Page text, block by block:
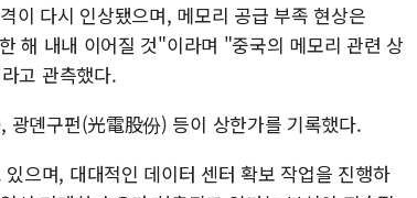
이 다시 인상됐으며, 메모리 공급 부족 현상은
해 내내 이어질 것"이라며 "중국의 메모리 관련 상
고 관측했다.
뎬구펀(光電股份) 등이 상한가를 기록했다.
으며, 대대적인 데이터 센터 확보 작업을 진행하